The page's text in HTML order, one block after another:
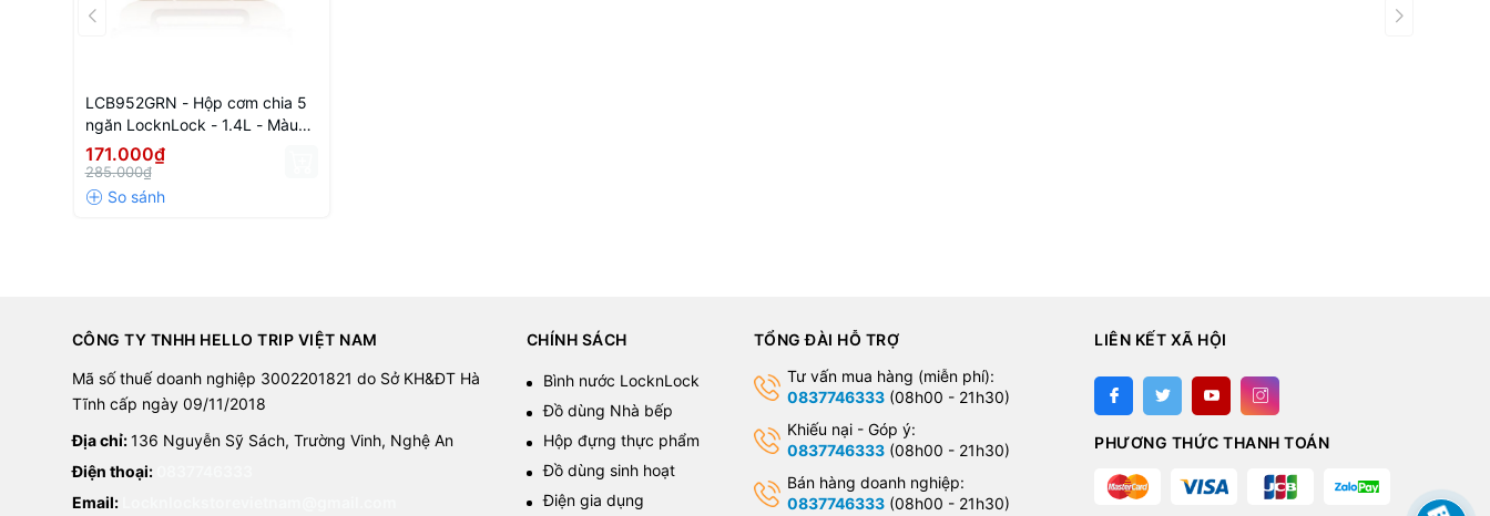
LCB952GRN - Hộp cơm chia 5
ngăn LocknLock - 1.4L - Màu
xanh lá - CN - 24 - PP
171.000₫
285.000₫
CÔNG TY TNHH HELLO TRIP VIỆT NAM
Mã số thuế doanh nghiệp 3002201821 do Sở KH&ĐT Hà
Tĩnh cấp ngày 09/11/2018
Địa chỉ:136 Nguyễn Sỹ Sách, Trường Vinh, Nghệ An
Điện thoại:
Email:
CHÍNH SÁCH
Bình nước LocknLock
Đồ dùng Nhà bếp
Hộp đựng thực phẩm
Đồ dùng sinh hoạt
Điện gia dụng
TỔNG ĐÀI HỖ TRỢ
Tư vấn mua hàng (miễn phí):
0837746333(08h00 - 21h30)
Khiếu nại - Góp ý:
0837746333(08h00 - 21h30)
Bán hàng doanh nghiệp:
0837746333(08h00 - 21h30)
LIÊN KẾT XÃ HỘI
PHƯƠNG THỨC THANH TOÁN